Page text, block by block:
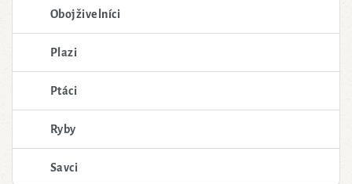
Obojživelníci
Plazi
Ptáci
Ryby
Savci